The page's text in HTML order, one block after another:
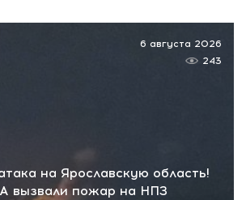
на Ярославскую область!
вызвали пожар на НПЗ
6 августа 2026
243